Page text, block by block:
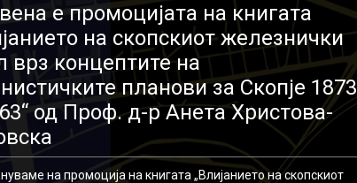
е промоцијата на книгата
на скопскиот железнички
врз концептите на
планови за Скопје 1873
од Проф. д-р Анета Христова-
на промоција на книгата „Влијанието на скопскиот